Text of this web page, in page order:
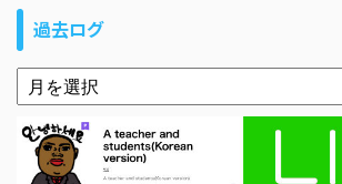
過去ログ